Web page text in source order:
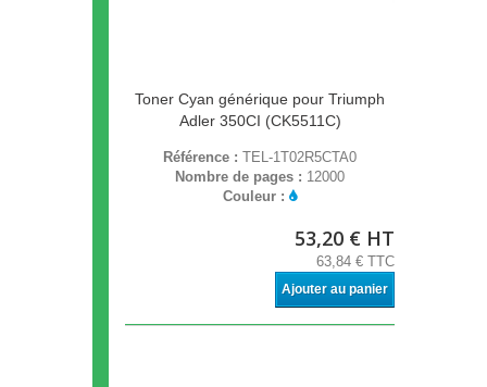
Toner Cyan générique pour Triumph
Adler 350CI (CK5511C)
Référence : TEL-1T02R5CTA0
Nombre de pages : 12000
Couleur :
53,20 € HT
63,84 € TTC
Ajouter au panier